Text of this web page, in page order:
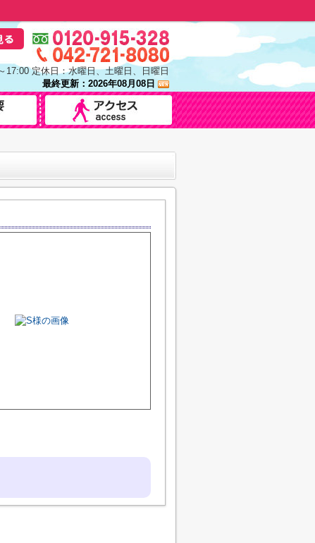
17:00 定休日：水曜日、土曜日、日曜日
最終更新：2026年08月08日